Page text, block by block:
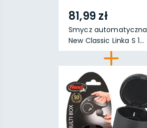
81,99 zł
Smycz automatyczna
New Classic Linka S 1...